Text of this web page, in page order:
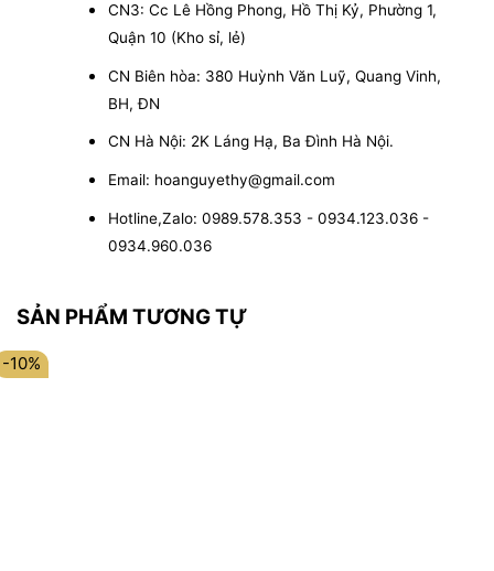
CN3: Cc Lê Hồng Phong, Hồ Thị Kỷ, Phường 1,
Quận 10 (Kho sỉ, lẻ)
CN Biên hòa: 380 Huỳnh Văn Luỹ, Quang Vinh,
BH, ĐN
CN Hà Nội: 2K Láng Hạ, Ba Đình Hà Nội.
Email: hoanguyethy@gmail.com
Hotline,Zalo: 0989.578.353 - 0934.123.036 -
0934.960.036
SẢN PHẨM TƯƠNG TỰ
-10%